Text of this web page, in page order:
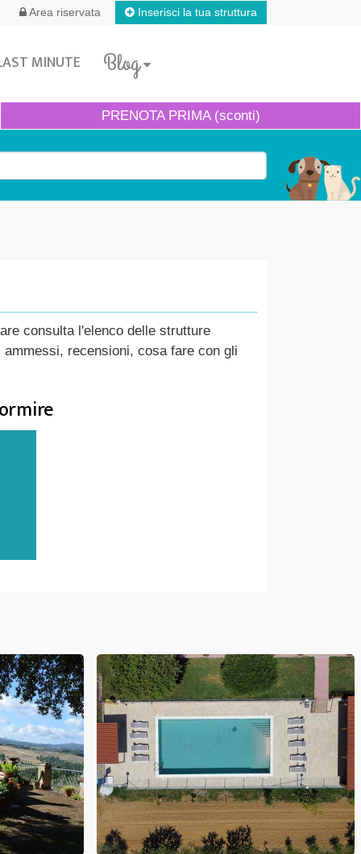
Area riservata Inserisci la tua struttura
MINUTE Blog
PRENOTAPRIMA (sconti)
consulta l'elenco delle strutture
recensioni, cosa fare con gli